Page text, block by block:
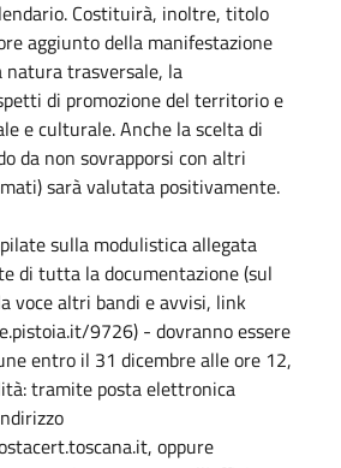
Costituirà, inoltre, titolo
aggiunto della manifestazione
natura trasversale, la
di promozione del territorio e
e culturale. Anche la scelta di
da non sovrapporsi con altri
sarà valutata positivamente.
sulla modulistica allegata
di tutta la documentazione (sul
voce altri bandi e avvisi, link
9726) - dovranno essere
entro il 31 dicembre alle ore 12,
tramite posta elettronica
oppure